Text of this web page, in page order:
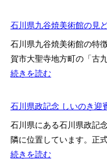
研
所
念
美
術
館
松
立
博
石川県九谷焼美術館の見
石川県九谷焼美術館の特
賀市大聖寺地方町の「古
続きを読む:
川
九
谷
焼
石川県政記念 しいのき迎
石川県にある石川県政記
隣に位置しています。正
続きを読む: